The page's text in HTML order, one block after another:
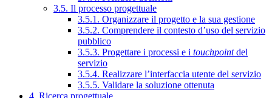
3.5. Il processo progettuale
3.5.1. Organizzare il progetto e la sua gestione
3.5.2. Comprendere il contesto d’uso del servizio
pubblico
3.5.3. Progettare i processi e i touchpointdel
servizio
3.5.4. Realizzare l’interfaccia utente del servizio
3.5.5. Validare la soluzione ottenuta
4. Ricerca progettuale